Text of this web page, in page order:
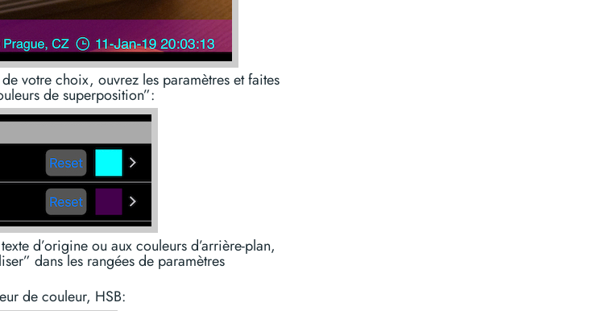
votre choix, ouvrez les paramètres et faites
de superposition”:
d’origine ou aux couleurs d’arrière-plan,
dans les rangées de paramètres
de couleur, HSB: